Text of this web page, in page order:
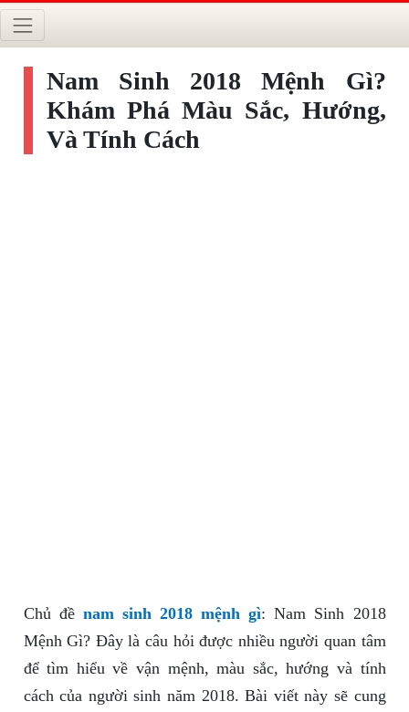
Nam Sinh 2018 Mệnh Gì?
Khám Phá Màu Sắc, Hướng,
Và Tính Cách
Chủ đề nam sinh 2018 mệnh gì: Nam Sinh 2018
Mệnh Gì? Đây là câu hỏi được nhiều người quan tâm
để tìm hiểu về vận mệnh, màu sắc, hướng và tính
cách của người sinh năm 2018. Bài viết này sẽ cung